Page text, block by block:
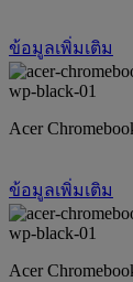
ข้อมูลเพิ่มเติม
Acer
ข้อมูลเพิ่มเติม
Acer